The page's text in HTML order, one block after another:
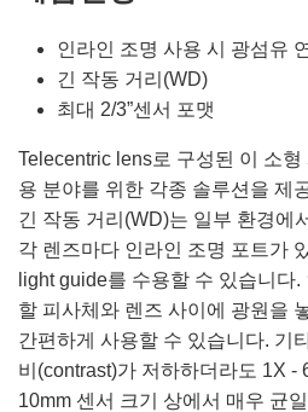
인라인 조명 사용 시 광섬유
긴 작동 거리(WD)
최대 2/3”센서 포맷
Telecentric lens로 구성된 이 소
용 분야를 위한 각종 솔루션을 제
긴 작동 거리(WD)는 일부 환경에
각 렌즈마다 인라인 조명 포트가
light guide를 수용할 수 있습니다
할 피사체와 렌즈 사이에 광원을
간편하게 사용할 수 있습니다. 기
비(contrast)가 저하하더라도 1X -
10mm 센서 크기 상에서 매우 균